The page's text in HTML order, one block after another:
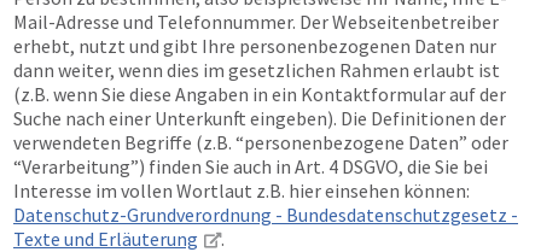
Mail-Adresse und Telefonnummer. Der Webseitenbetreiber
erhebt, nutzt und gibt Ihre personenbezogenen Daten nur
dann weiter, wenn dies im gesetzlichen Rahmen erlaubt ist
(z.B. wenn Sie diese Angaben in ein Kontaktformular auf der
Suche nach einer Unterkunft eingeben). Die Definitionen der
verwendeten Begriffe (z.B. “personenbezogene Daten” oder
“Verarbeitung”) finden Sie auch in Art. 4 DSGVO, die Sie bei
Interesse im vollen Wortlaut z.B. hier einsehen können:
Datenschutz-Grundverordnung - Bundesdatenschutzgesetz -
Texte und Erläuterung
.